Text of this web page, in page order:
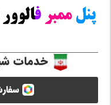
خدمات